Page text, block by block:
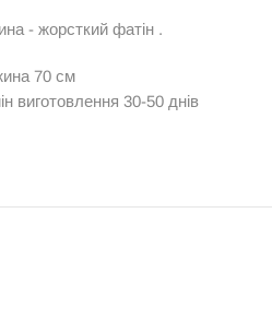
- жорсткий фатін .
70 см
виготовлення 30-50 днів